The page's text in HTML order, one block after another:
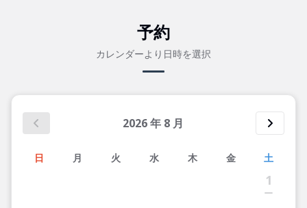
予約
カレンダーより日時を選択
2026年 8 月
日 月 火 水 木 金 土
1